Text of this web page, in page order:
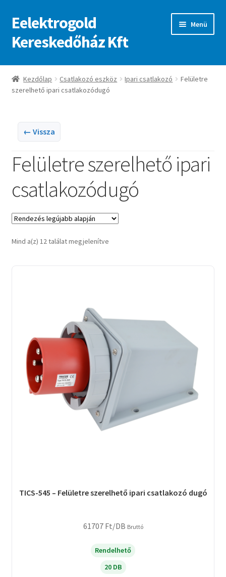
Ugrás
a
navigációhoz
Kilépés
a
tartalomba
Eelektrogold
Kereskedőház Kft
Menü
Kezdőlap
A fiókom
ajanlatkeres
Kezdőlap Csatlakozó eszköz Ipari csatlakozó
Felületre
szerelhető ipari csatlakozódugó
← Vissza
Felületre szerelhető ipari
csatlakozódugó
Mind a(z) 12 találat megjelenítveSorted
TICS-545 – Felületre szerelhető ipari csatlakozó dugó
61707 Ft/DB Bruttó
Rendelhető
20 DB